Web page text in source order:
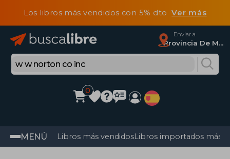
Los libros más vendidos con 5% dtoVer más
Enviar a
Provincia De Madrid
0
MENÚ Libros más vendidosLibros importados más